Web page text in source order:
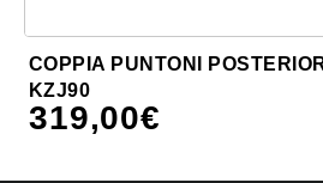
COPPIA PUNTONI
KZJ90
319,00€